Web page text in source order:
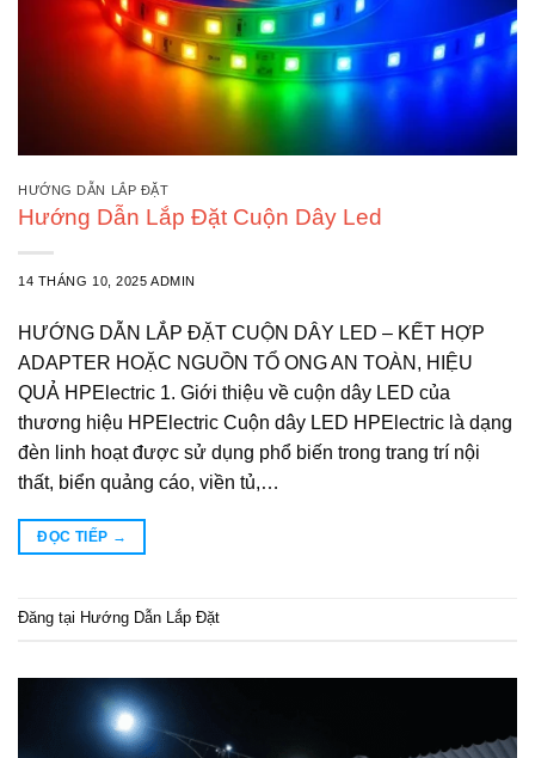
HƯỚNG DẪN LẮP ĐẶT
Hướng Dẫn Lắp Đặt Cuộn Dây Led
14 THÁNG 10, 2025 ADMIN
HƯỚNG DẪN LẮP ĐẶT CUỘN DÂY LED – KẾT HỢP
ADAPTER HOẶC NGUỒN TỔ ONG AN TOÀN, HIỆU
QUẢ HPElectric 1. Giới thiệu về cuộn dây LED của
thương hiệu HPElectric Cuộn dây LED HPElectric là dạng
đèn linh hoạt được sử dụng phổ biến trong trang trí nội
thất, biển quảng cáo, viền tủ,…
ĐỌC TIẾP →
Đăng tại Hướng Dẫn Lắp Đặt